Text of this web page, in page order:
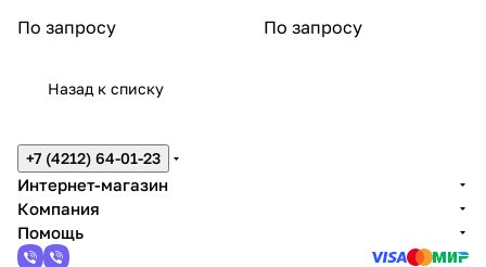
По запросу По запросу
Назад к списку
+7 (4212) 64-01-23
Интернет-магазин
Компания
Помощь